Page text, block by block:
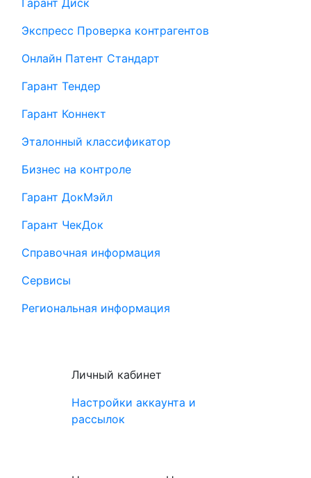
Гарант Диск
Экспресс Проверка контрагентов
Онлайн Патент Стандарт
Гарант Тендер
Гарант Коннект
Эталонный классификатор
Бизнес на контроле
Гарант ДокМэйл
Гарант ЧекДок
Справочная информация
Сервисы
Региональная информация
Личный кабинет
Настройки аккаунта и
рассылок